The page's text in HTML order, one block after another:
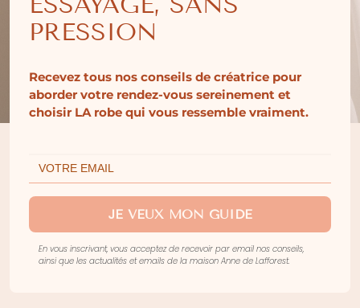
UNE MATIÈRE HAUT DE
GAMME
PRESSION
Recevez tous nos conseils de créatrice pour
aborder votre rendez-vous sereinement et
choisir LA robe qui vous ressemble vraiment.
JE VEUX MON GUIDE
En vous inscrivant, vous acceptez de recevoir par email nos conseils,
ainsi que les actualités et emails de la maison Anne de Lafforest.